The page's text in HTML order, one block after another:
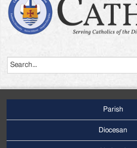
Menu
Parish
Diocesan